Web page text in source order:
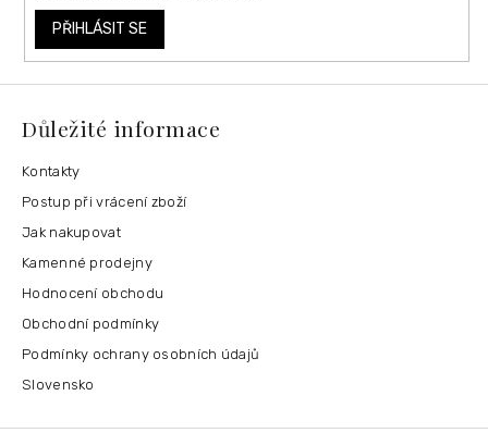
PŘIHLÁSIT SE
Důležité informace
Kontakty
Postup při vrácení zboží
Jak nakupovat
Kamenné prodejny
Hodnocení obchodu
Obchodní podmínky
Podmínky ochrany osobních údajů
Slovensko